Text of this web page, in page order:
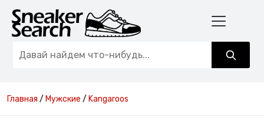
Главная / Мужские / Kangaroos